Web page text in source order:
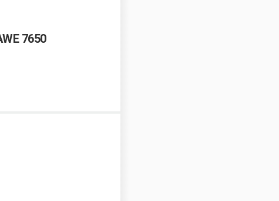
7650